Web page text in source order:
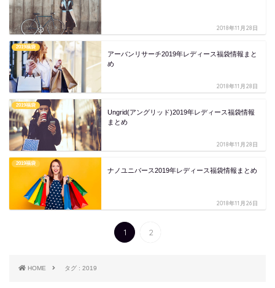
2018年11月28日
2019福袋
アーバンリサーチ2019年レディース福袋情報まと
め
2018年11月28日
2019福袋
Ungrid(アングリッド)2019年レディース福袋情報
まとめ
2018年11月28日
2019福袋
ナノユニバース2019年レディース福袋情報まとめ
2018年11月26日
1 2
HOME タグ : 2019